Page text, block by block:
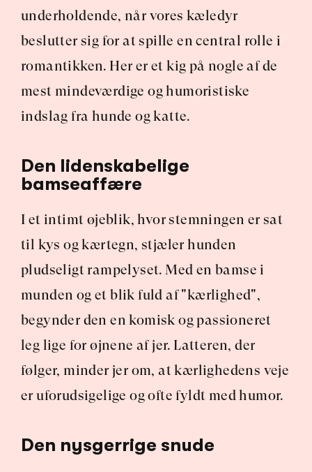
underholdende, når vores kæledyr
beslutter sig for at spille en central rolle i
romantikken. Her er et kig på nogle af de
mest mindeværdige og humoristiske
indslag fra hunde og katte.
Den lidenskabelige
bamseaffære
I et intimt øjeblik, hvor stemningen er sat
til kys og kærtegn, stjæler hunden
pludseligt rampelyset. Med en bamse i
munden og et blik fuld af "kærlighed",
begynder den en komisk og passioneret
leg lige for øjnene af jer. Latteren, der
følger, minder jer om, at kærlighedens veje
er uforudsigelige og ofte fyldt med humor.
Den nysgerrige snude